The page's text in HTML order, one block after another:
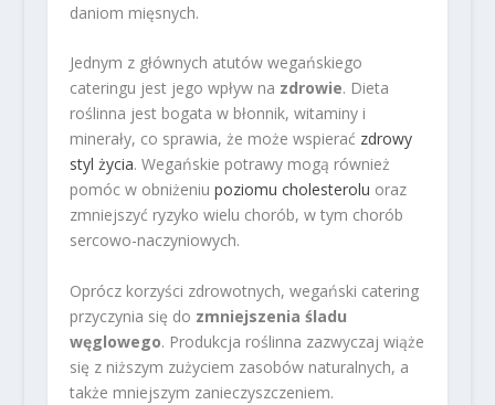
daniom mięsnych.
Jednym z głównych atutów wegańskiego
cateringu jest jego wpływ na zdrowie. Dieta
roślinna jest bogata w błonnik, witaminy i
minerały, co sprawia, że może wspierać zdrowy
styl życia. Wegańskie potrawy mogą również
pomóc w obniżeniu poziomu cholesterolu oraz
zmniejszyć ryzyko wielu chorób, w tym chorób
sercowo-naczyniowych.
Oprócz korzyści zdrowotnych, wegański catering
przyczynia się do zmniejszenia śladu
węglowego. Produkcja roślinna zazwyczaj wiąże
się z niższym zużyciem zasobów naturalnych, a
także mniejszym zanieczyszczeniem.